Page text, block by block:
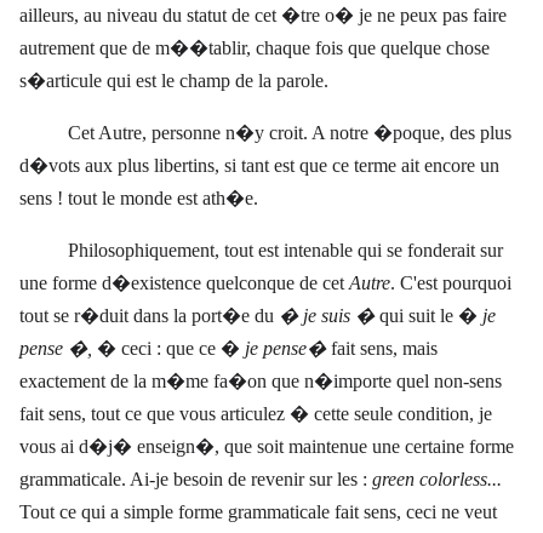
ailleurs, au niveau du statut de cet �tre o� je ne peux pas faire
autrement que de m��tablir, chaque fois que quelque chose
s�articule qui est le champ de la parole.
Cet Autre, personne n�y croit. A notre �poque, des plus
d�vots aux plus libertins, si tant est que ce terme ait encore un
sens ! tout le monde est ath�e.
Philosophiquement, tout est intenable qui se fonderait sur
une forme d�existence quelconque de cet Autre. C'est pourquoi
tout se r�duit dans la port�e du � je suis �qui suit le � je
pense �, � ceci : que ce � je pense�fait sens, mais
exactement de la m�me fa�on que n�importe quel non-sens
fait sens, tout ce que vous articulez � cette seule condition, je
vous ai d�j� enseign�, que soit maintenue une certaine forme
grammaticale. Ai-je besoin de revenir sur les : green colorless...
Tout ce qui a simple forme grammaticale fait sens, ceci ne veut